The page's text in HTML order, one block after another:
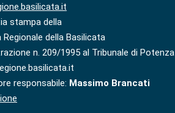
stampa della
Regionale della Basilicata
n. 209/1995 al Tribunale di Potenza
responsabile: Massimo Brancati